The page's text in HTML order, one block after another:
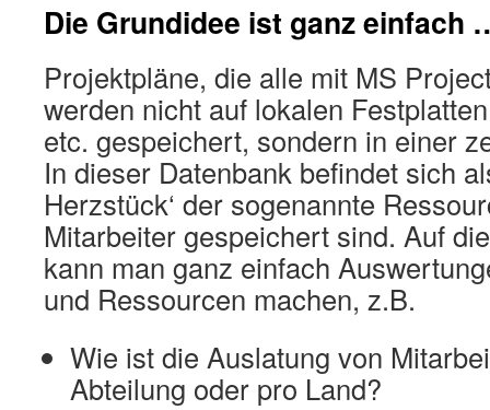
Die Grundidee ist ganz einfach
Projektpläne, die alle mit MS
werden nicht auf lokalen
etc. gespeichert, sondern in einer
In dieser Datenbank befindet sich
Herzstück‘ der sogenannte
Mitarbeiter gespeichert sind. Auf
kann man ganz einfach
und Ressourcen machen, z.B.
Wie ist die Auslatung von
Abteilung oder pro Land?